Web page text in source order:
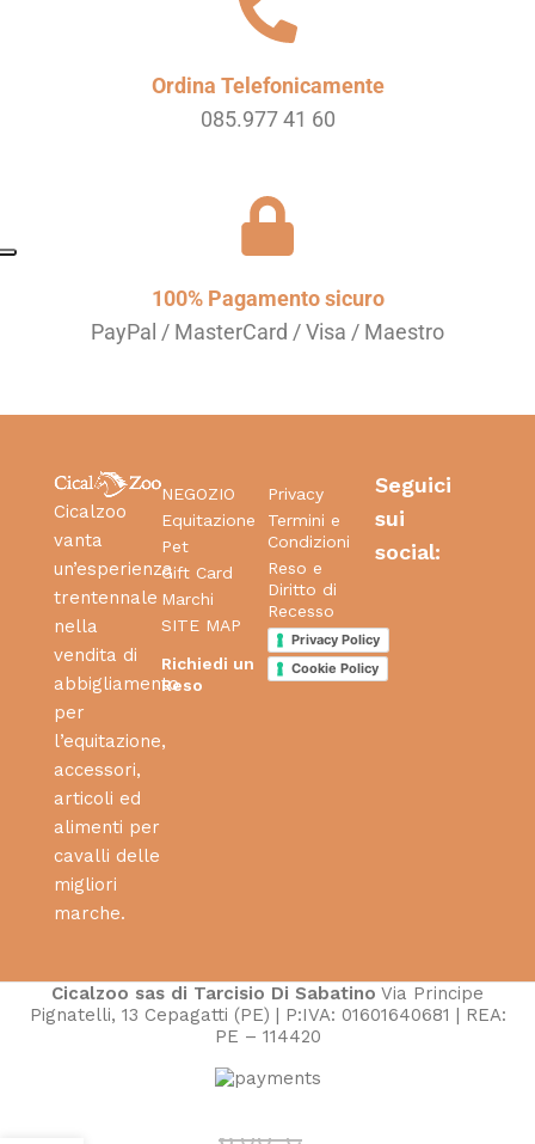
Ordina Telefonicamente
085.977 41 60
100% Pagamento sicuro
PayPal / MasterCard / Visa / Maestro
Cicalzoo
vanta
un’esperienza
trentennale
nella
vendita di
abbigliamento
per
l’equitazione,
accessori,
articoli ed
alimenti per
cavalli delle
migliori
marche.
NEGOZIO
Equitazione
Pet
Gift Card
Marchi
SITE MAP
Richiedi un
Reso
Privacy
Termini e
Condizioni
Reso e
Diritto di
Recesso
Privacy Policy
Cookie Policy
Seguici
sui
social:
Cicalzoo sas di Tarcisio Di Sabatino Via Principe
Pignatelli, 13 Cepagatti (PE) | P:IVA: 01601640681 | REA:
PE – 114420